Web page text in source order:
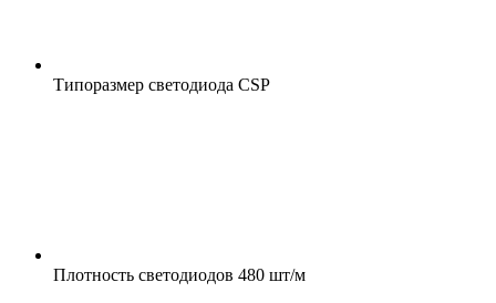
Типоразмер светодиода CSP
Плотность светодиодов 480 шт/м